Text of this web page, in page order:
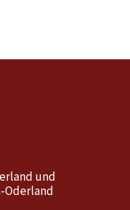
und
Oderland